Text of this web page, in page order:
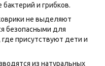
и грибков.
не выделяют
безопасными для
присутствуют дети и
из натуральных